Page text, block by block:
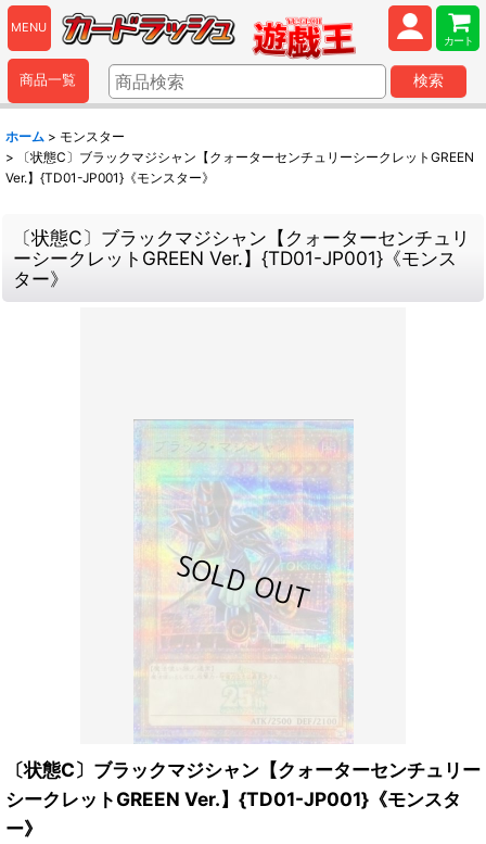
MENU
カート
商品一覧 検索
ホーム > モンスター
>
〔状態C〕ブラックマジシャン【クォーターセンチュリーシークレットGREEN
Ver.】{TD01-JP001}《モンスター》
〔状態C〕ブラックマジシャン【クォーターセンチュリ
ーシークレットGREEN Ver.】{TD01-JP001}《モンス
ター》
〔状態C〕ブラックマジシャン【クォーターセンチュリー
シークレットGREEN Ver.】{TD01-JP001}《モンスタ
ー》